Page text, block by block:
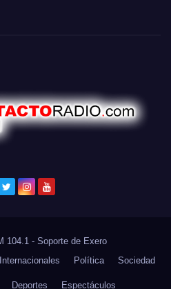
104.1 - Soporte de Exero
Internacionales Política Sociedad
Deportes Espectáculos